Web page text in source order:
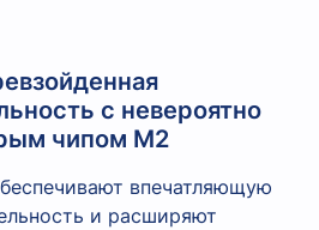
с невероятно
чипом М2
впечатляющую
и расширяют